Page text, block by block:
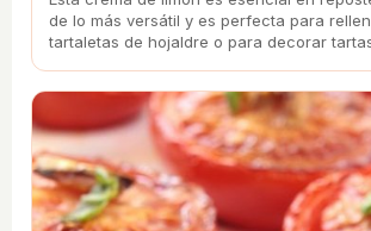
de lo más versátil y es perfecta para
tartaletas de hojaldre o para decorar